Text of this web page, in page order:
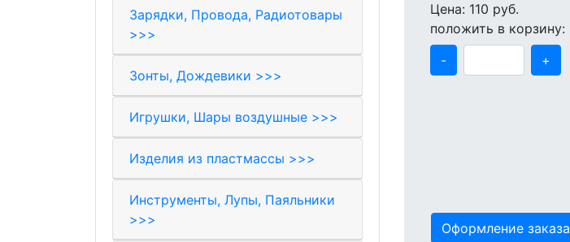
Зарядки, Провода, Радиотовары
>>>
Зонты, Дождевики >>>
Игрушки, Шары воздушные >>>
Изделия из пластмассы >>>
Инструменты, Лупы, Паяльники
>>>
Цена: 110 руб.
положить в корзину:
-
+
Оформление заказа